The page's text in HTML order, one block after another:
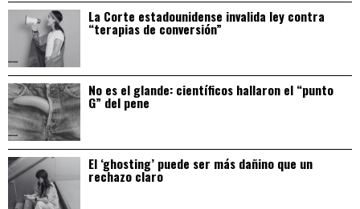
La Corte estadounidense invalida ley contra
“terapias de conversión”
No es el glande: científicos hallaron el “punto
G” del pene
El ‘ghosting’ puede ser más dañino que un
rechazo claro